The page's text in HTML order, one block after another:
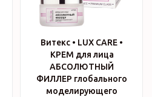
Витекс • LUX CARE •
КРЕМ для лица
АБСОЛЮТНЫЙ
ФИЛЛЕР глобального
моделирующего